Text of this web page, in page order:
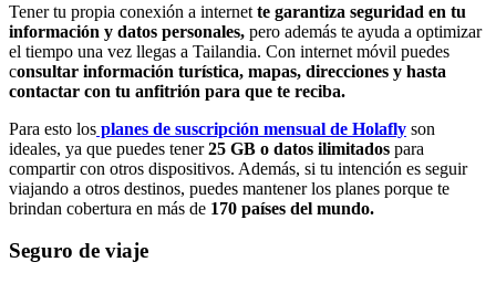
Tener tu propia conexión a internet te garantiza seguridad en tu
información y datos personales, pero además te ayuda a optimizar
el tiempo una vez llegas a Tailandia. Con internet móvil puedes
consultar información turística, mapas, direcciones y hasta
contactar con tu anfitrión para que te reciba.
Para esto los planes de suscripción mensual de Holafly son
ideales, ya que puedes tener25 GB o datos ilimitados para
compartir con otros dispositivos. Además, si tu intención es seguir
viajando a otros destinos, puedes mantener los planes porque te
brindan cobertura en más de 170 países del mundo.
Seguro de viaje